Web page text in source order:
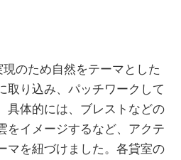
のため自然をテーマとした
取り込み、パッチワークして
具体的には、ブレストなどの
をイメージするなど、アクテ
マを紐づけました。各貸室の